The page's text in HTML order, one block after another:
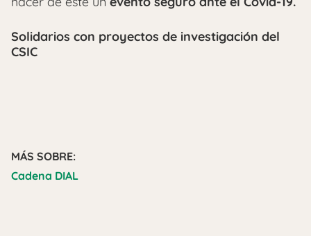
Solidarios con proyectos de investigación del
CSIC
MÁS SOBRE:
Cadena DIAL